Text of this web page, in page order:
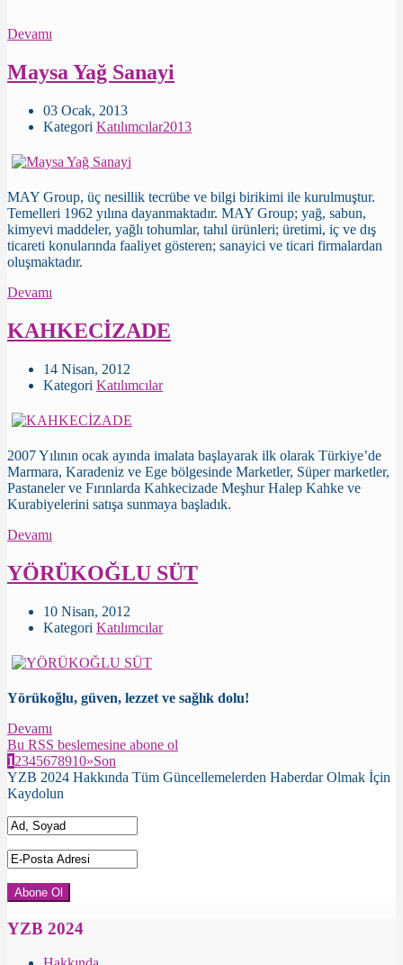
Devamı
Maysa Yağ Sanayi
03 Ocak, 2013
Kategori Katılımcılar2013
MAY Group, üç nesillik tecrübe ve bilgi birikimi ile kurulmuştur.
Temelleri 1962 yılına dayanmaktadır. MAY Group; yağ, sabun,
kimyevi maddeler, yağlı tohumlar, tahıl ürünleri; üretimi, iç ve dış
ticareti konularında faaliyet gösteren; sanayici ve ticari firmalardan
oluşmaktadır.
Devamı
KAHKECİZADE
14 Nisan, 2012
Kategori Katılımcılar
2007 Yılının ocak ayında imalata başlayarak ilk olarak Türkiye’de
Marmara, Karadeniz ve Ege bölgesinde Marketler, Süper marketler,
Pastaneler ve Fırınlarda Kahkecizade Meşhur Halep Kahke ve
Kurabiyelerini satışa sunmaya başladık.
Devamı
YÖRÜKOĞLU SÜT
10 Nisan, 2012
Kategori Katılımcılar
Yörükoğlu, güven, lezzet ve sağlık dolu!
Devamı
Bu RSS beslemesine abone ol
12345678910»Son
YZB 2024 Hakkında Tüm Güncellemelerden Haberdar Olmak İçin
Kaydolun
YZB 2024